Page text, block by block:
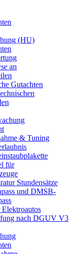
(HU)
an
Gutachten
& Tuning
für
Stundensätze
und DMSB-
nach DGUV V3